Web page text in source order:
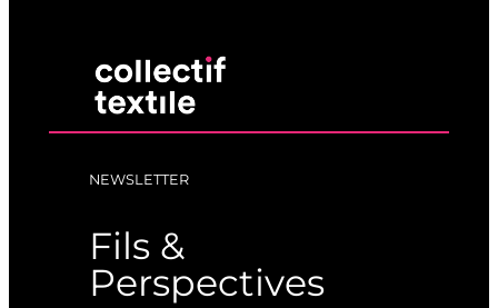
NEWSLETTER
Fils &
Perspectives